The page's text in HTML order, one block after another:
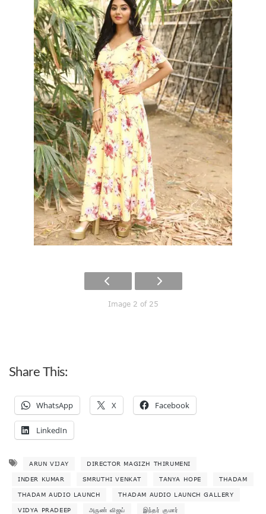
Image 2 of 25
Share This:
WhatsApp X Facebook
LinkedIn
ARUN VIJAY DIRECTOR MAGIZH THIRUMENI
INDER KUMAR SMRUTHI VENKAT TANYA HOPE THADAM
THADAM AUDIO LAUNCH THADAM AUDIO LAUNCH GALLERY
VIDYA PRADEEP அருண் விஜய் இந்தர் குமார்